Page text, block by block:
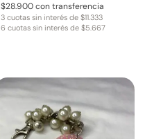
$28.900con transferencia
3 cuotas sin interés de$11.333
6 cuotas sin interés de$5.667